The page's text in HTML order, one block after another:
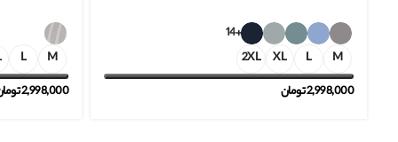
+14
M
L
XL
2XL
2,998,000تومان
M
L
2,998,000